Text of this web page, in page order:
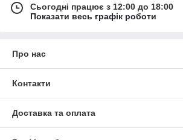
Сьогодні працює з 12:00 до 18:00
Показати весь графік роботи
Про нас
Контакти
Доставка та оплата